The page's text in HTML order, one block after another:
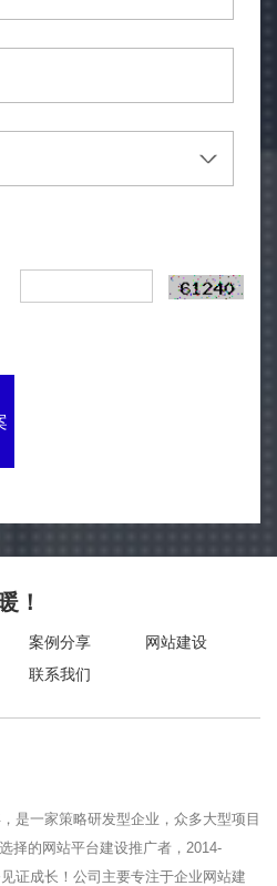
！
案例分享
网站建设
联系我们
是一家策略研发型企业，众多大型项目
择的网站平台建设推广者，2014-
证成长！公司主要专注于企业网站建